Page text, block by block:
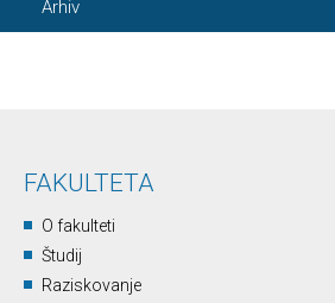
Arhiv
FAKULTETA
O fakulteti
Študij
Raziskovanje